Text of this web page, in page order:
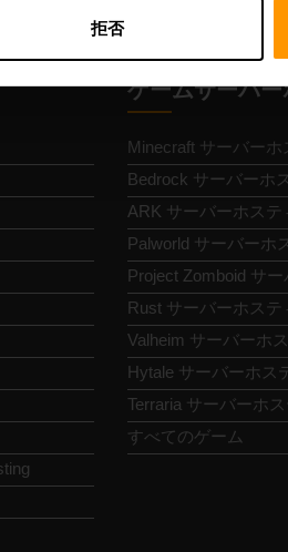
拒否
ゲームサーバ
Minecraft サーバーホ
Bedrock サーバーホ
ARK サーバーホステ
Palworld サーバーホ
Project Zomboid サ
Rust サーバーホステ
Valheim サーバーホ
Hytale サーバーホス
Terraria サーバーホ
すべてのゲーム